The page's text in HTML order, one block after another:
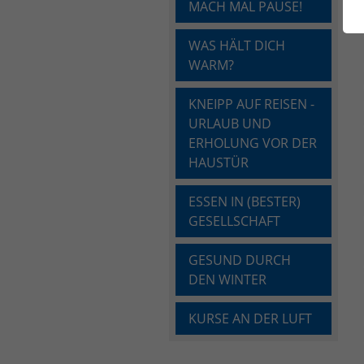
MACH MAL PAUSE!
WAS HÄLT DICH
WARM?
KNEIPP AUF REISEN -
URLAUB UND
ERHOLUNG VOR DER
HAUSTÜR
ESSEN IN (BESTER)
GESELLSCHAFT
GESUND DURCH
DEN WINTER
KURSE AN DER LUFT